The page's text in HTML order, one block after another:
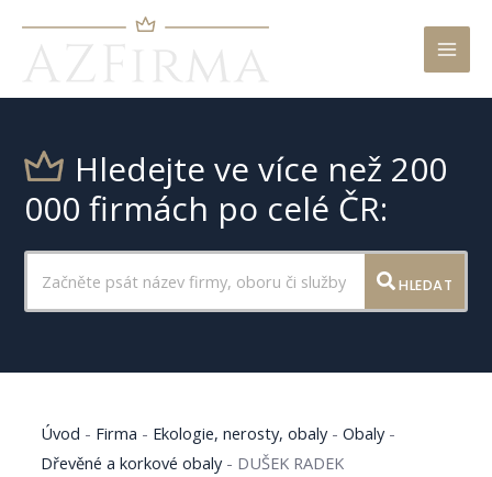
Hledejte ve více než 200
000 firmách po celé ČR:
HLEDAT
Úvod - Firma - Ekologie, nerosty, obaly-Obaly-
Dřevěné a korkové obaly- DUŠEK RADEK